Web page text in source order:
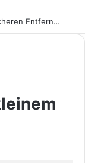
Wespennest: Effektive Methoden zur sicheren Entfernung